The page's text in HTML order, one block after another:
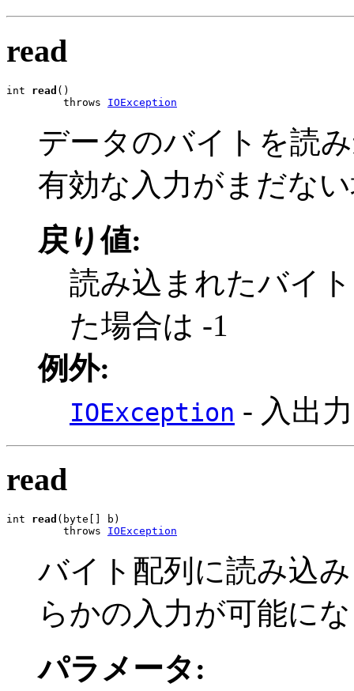
read
int read ()
         throws
IOException
データのバイトを読
有効な入力がまだな
戻り値:
読み込まれたバイ
た場合は -1
例外:
IOException - 入出
read
int read (byte[] b)
         throws
IOException
バイト配列に読み込
らかの入力が可能に
パラメータ: